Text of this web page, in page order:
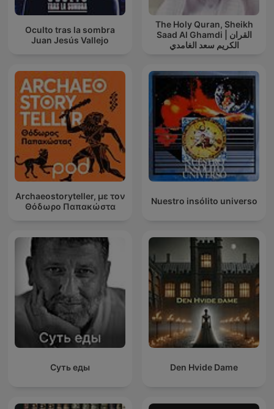
Oculto tras la sombra
Juan Jesús Vallejo
The Holy Quran, Sheikh
Saad Al Ghamdi | القران
الكريم سعد الغامدي
Archaeostoryteller, με τον
Θόδωρο Παπακώστα
Nuestro insólito universo
Суть еды Den Hvide Dame